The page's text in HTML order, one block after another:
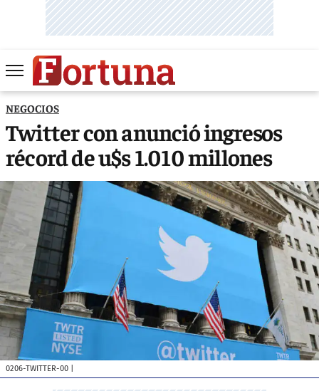
NEGOCIOS
Twitter con anunció ingresos
récord de u$s 1.010 millones
0206-TWITTER-00